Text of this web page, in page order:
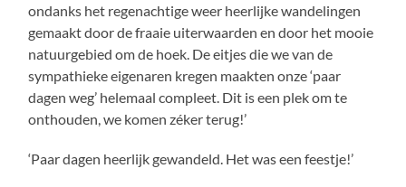
ondanks het regenachtige weer heerlijke wandelingen
gemaakt door de fraaie uiterwaarden en door het mooie
natuurgebied om de hoek. De eitjes die we van de
sympathieke eigenaren kregen maakten onze ‘paar
dagen weg’ helemaal compleet. Dit is een plek om te
onthouden, we komen zéker terug!’
‘Paar dagen heerlijk gewandeld. Het was een feestje!’